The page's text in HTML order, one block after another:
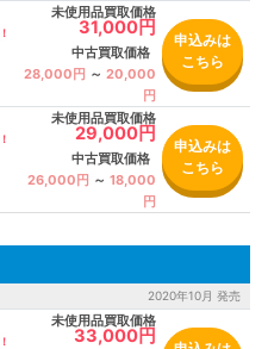
未使用品買取価格
31,000円
中古買取価格
28,000円 ～ 20,000
円
申込みは
こちら
未使用品買取価格
29,000円
中古買取価格
26,000円 ～ 18,000
円
申込みは
こちら
2020年10月 発売
未使用品買取価格
33,000円